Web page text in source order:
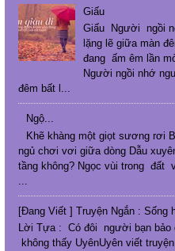
Giấu
Giấu Người ngồi
lặng lẽ giữa màn
đang ấm êm lần
Người ngồi nhớ
đêm bất l...
Ngộ...
Khẽ khàng một giọt sương rơi
ngủ chơi vơi giữa dòng Dẫu
tầng không? Ngọc vùi trong đất
[Đang Viết ] Truyện Ngắn : Sống
Lời Tựa : Có đôi người bạn bảo
không thấy UyênUyên viết